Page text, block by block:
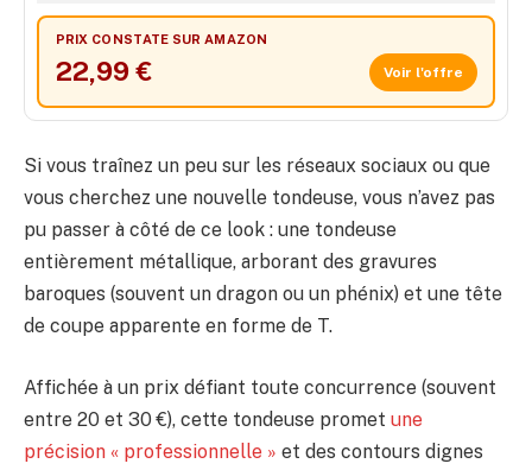
PRIX CONSTATE SUR AMAZON
22,99 € Voir l'offre
Si vous traînez un peu sur les réseaux sociaux ou que
vous cherchez une nouvelle tondeuse, vous n’avez pas
pu passer à côté de ce look : une tondeuse
entièrement métallique, arborant des gravures
baroques (souvent un dragon ou un phénix) et une tête
de coupe apparente en forme de T.
Affichée à un prix défiant toute concurrence (souvent
entre 20 et 30 €), cette tondeuse promet une
précision « professionnelle » et des contours dignes